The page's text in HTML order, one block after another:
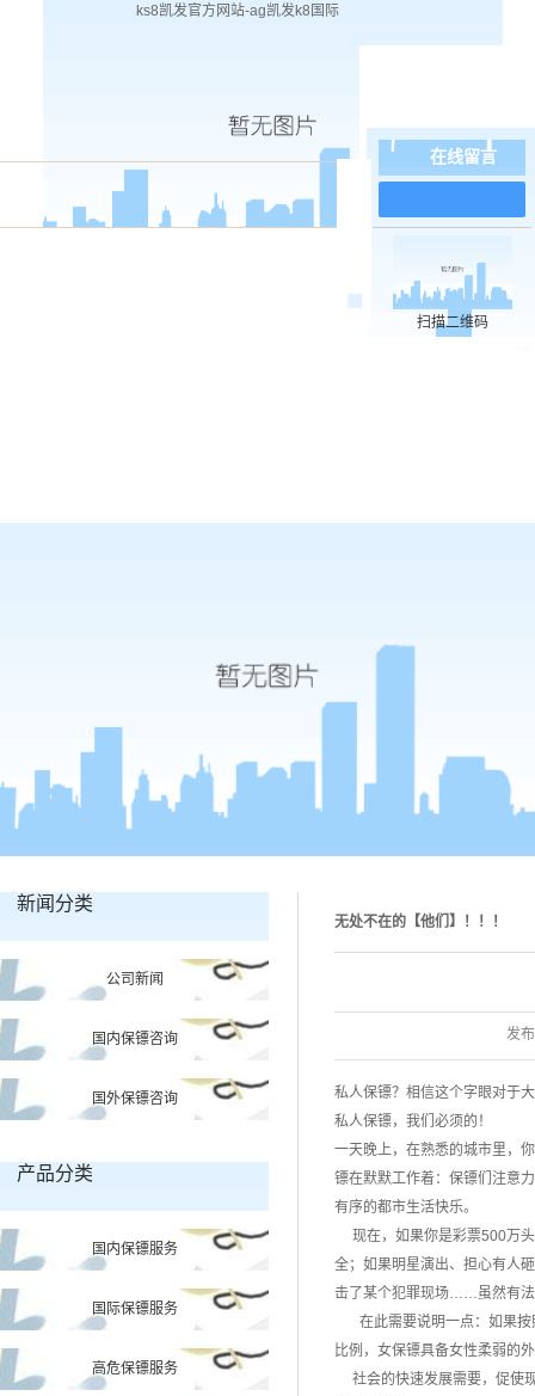
ks8凯发官方网站-ag凯发k8国际
新闻分类
公司新闻
国内保镖咨询
国外保镖咨询
产品分类
国内保镖服务
国际保镖服务
高危保镖服务
无处不在的【他们】！！！
发
私人保镖？相信这个字眼对于
私人保镖，我们必须的！
一天晚上，在熟悉的城市里，
镖在默默工作着：保镖们注意
有序的都市生活快乐。
现在，如果你是彩票500万头
全；如果明星演出、担心有人
击了某个犯罪现场……虽然有法
在此需要说明一点：如果按
比例，女保镖具备女性柔弱的
社会的快速发展需要，促使
在线留言
扫描二维码